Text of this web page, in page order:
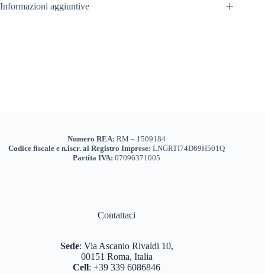
Informazioni aggiuntive
Numero REA:RM – 1509184
Codice fiscale e n.iscr. al Registro Imprese:LNGRTI74D69H501Q
Partita IVA: 07096371005
Contattaci
Sede: Via Ascanio Rivaldi 10,
00151 Roma, Italia
Cell:+39 339 6086846